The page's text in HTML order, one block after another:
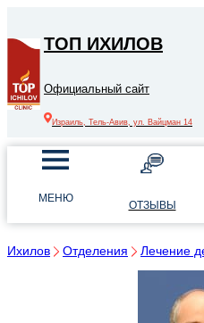
ТОП ИХИЛОВ
Официальный сайт
Израиль, Тель-Авив, ул. Вайцман 14
МЕНЮ
ОТЗЫВЫ
Ихилов Отделения Лечение